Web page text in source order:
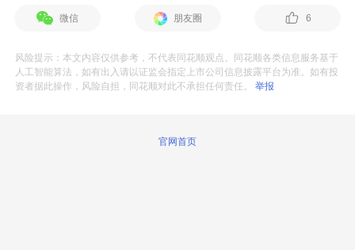
微信 朋友圈 6
风险提示：本文内容仅供参考，不代表同花顺观点。同花顺各类信息服务基于
人工智能算法，如有出入请以证监会指定上市公司信息披露平台为准。如有投
资者据此操作，风险自担，同花顺对此不承担任何责任。举报
官网首页